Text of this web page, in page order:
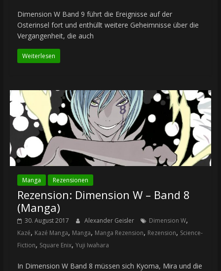
Dimension W Band 9 führt die Ereignisse auf der
Osterinsel fort und enthüllt weitere Geheimnisse über die
Vergangenheit, die auch
Weiterlesen
Manga Rezensionen
Rezension: Dimension W – Band 8
(Manga)
30. August 2017 Alexander Geisler Dimension W,
Kazé, Kazé Manga, Manga, Manga Rezension, Rezension, Science-
Fiction, Square Enix, Yuji Iwahara
In Dimension W Band 8 müssen sich Kyoma, Mira und die